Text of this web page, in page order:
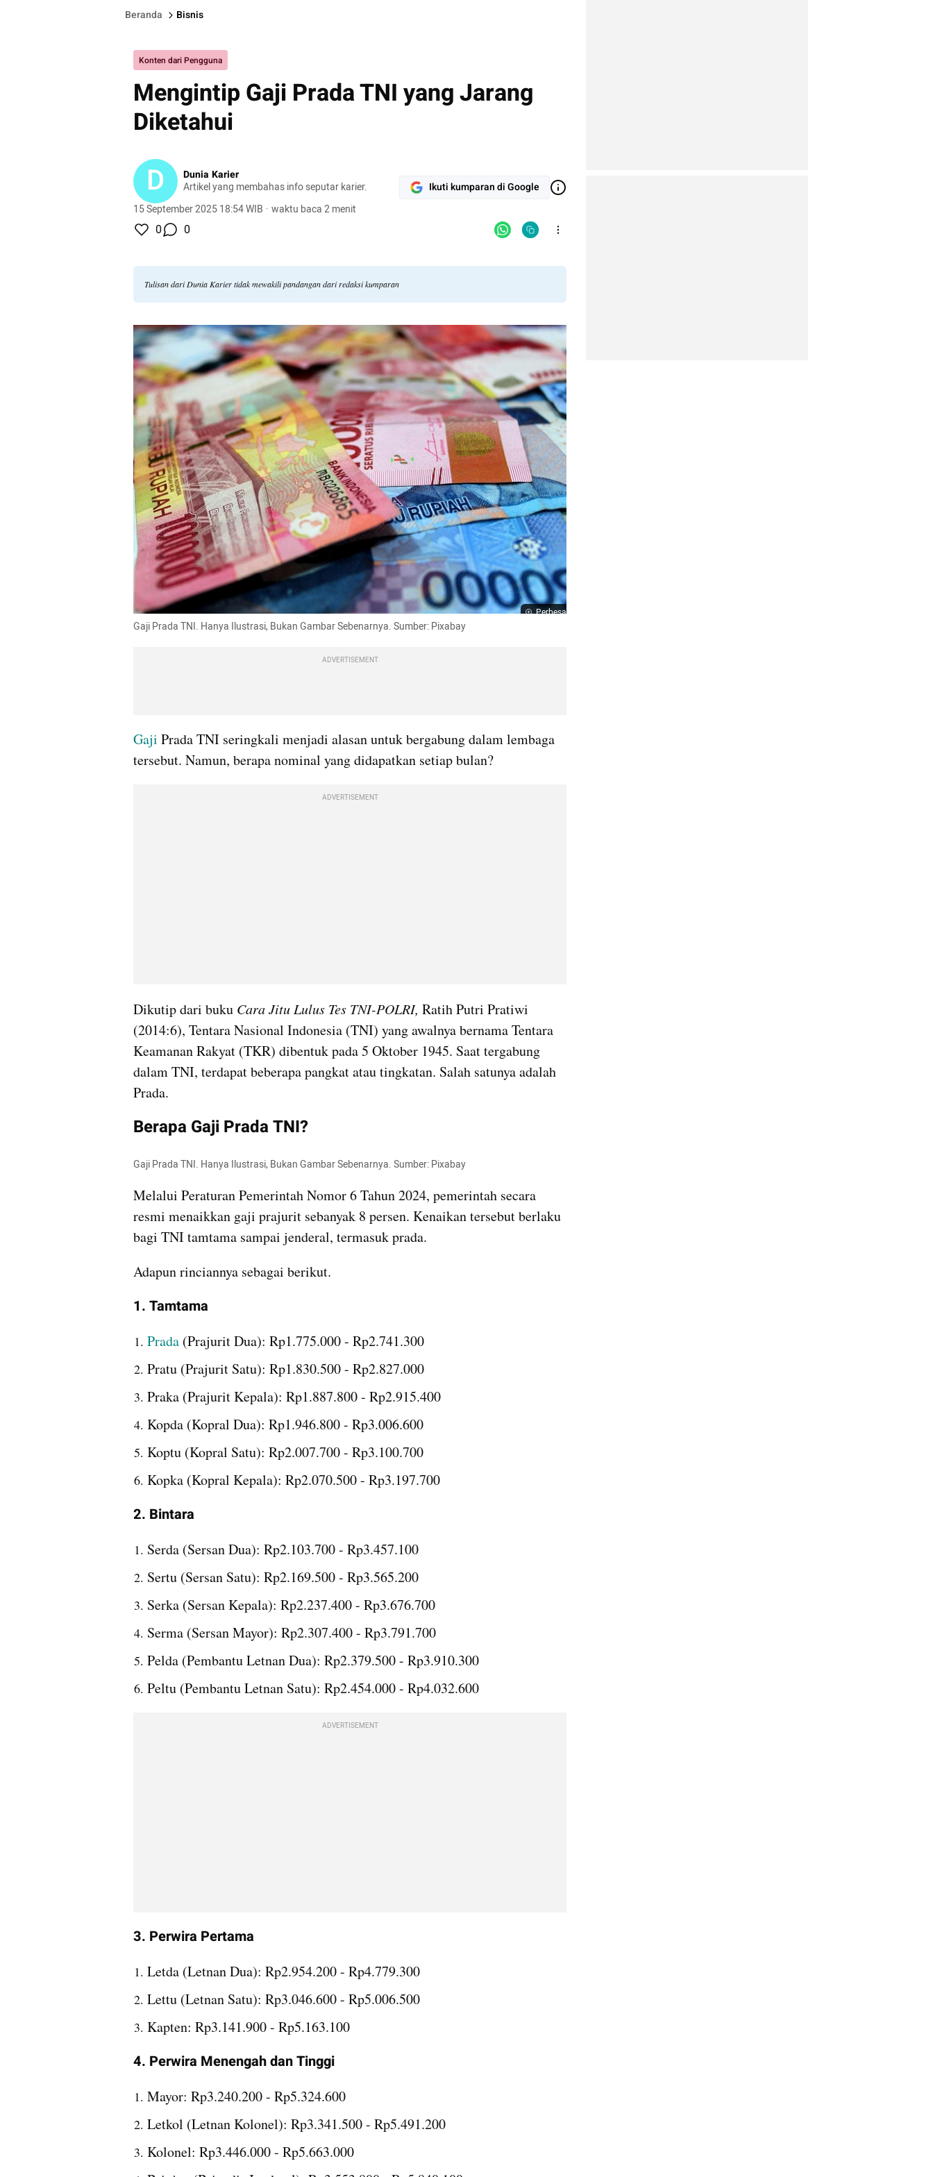
Beranda Bisnis
Konten dari Pengguna
Mengintip Gaji Prada TNI yang Jarang
Diketahui
D
Dunia Karier
Artikel yang membahas info seputar karier.
15 September 2025 18:54 WIB · waktu baca 2 menit
Ikuti kumparan di Google
0 0
Tulisan dari Dunia Karier tidak mewakili pandangan dari redaksi kumparan
Perbesar
Gaji Prada TNI. Hanya Ilustrasi, Bukan Gambar Sebenarnya. Sumber: Pixabay
ADVERTISEMENT
Gaji Prada TNI seringkali menjadi alasan untuk bergabung dalam lembaga
tersebut. Namun, berapa nominal yang didapatkan setiap bulan?
ADVERTISEMENT
Dikutip dari buku Cara Jitu Lulus Tes TNI-POLRI, Ratih Putri Pratiwi
(2014:6), Tentara Nasional Indonesia (TNI) yang awalnya bernama Tentara
Keamanan Rakyat (TKR) dibentuk pada 5 Oktober 1945. Saat tergabung
dalam TNI, terdapat beberapa pangkat atau tingkatan. Salah satunya adalah
Prada.
Berapa Gaji Prada TNI?
Gaji Prada TNI. Hanya Ilustrasi, Bukan Gambar Sebenarnya. Sumber: Pixabay
Melalui Peraturan Pemerintah Nomor 6 Tahun 2024, pemerintah secara
resmi menaikkan gaji prajurit sebanyak 8 persen. Kenaikan tersebut berlaku
bagi TNI tamtama sampai jenderal, termasuk prada.
Adapun rinciannya sebagai berikut.
1. Tamtama
Prada (Prajurit Dua): Rp1.775.000 - Rp2.741.300
Pratu (Prajurit Satu): Rp1.830.500 - Rp2.827.000
Praka (Prajurit Kepala): Rp1.887.800 - Rp2.915.400
Kopda (Kopral Dua): Rp1.946.800 - Rp3.006.600
Koptu (Kopral Satu): Rp2.007.700 - Rp3.100.700
Kopka (Kopral Kepala): Rp2.070.500 - Rp3.197.700
2. Bintara
Serda (Sersan Dua): Rp2.103.700 - Rp3.457.100
Sertu (Sersan Satu): Rp2.169.500 - Rp3.565.200
Serka (Sersan Kepala): Rp2.237.400 - Rp3.676.700
Serma (Sersan Mayor): Rp2.307.400 - Rp3.791.700
Pelda (Pembantu Letnan Dua): Rp2.379.500 - Rp3.910.300
Peltu (Pembantu Letnan Satu): Rp2.454.000 - Rp4.032.600
ADVERTISEMENT
3. Perwira Pertama
Letda (Letnan Dua): Rp2.954.200 - Rp4.779.300
Lettu (Letnan Satu): Rp3.046.600 - Rp5.006.500
Kapten: Rp3.141.900 - Rp5.163.100
4. Perwira Menengah dan Tinggi
Mayor: Rp3.240.200 - Rp5.324.600
Letkol (Letnan Kolonel): Rp3.341.500 - Rp5.491.200
Kolonel: Rp3.446.000 - Rp5.663.000